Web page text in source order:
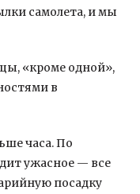
самолета, и мы
«кроме одной»,
в
часа. По
ужасное — все
посадку